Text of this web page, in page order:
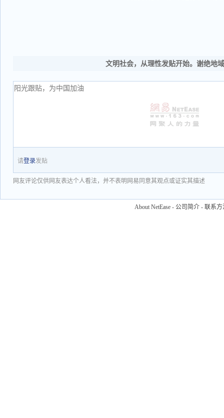
文明社会，从理性发贴开始。谢绝地
请登录发贴
网友评论仅供网友表达个人看法，并不表明网易同意其观点或证实其描述
About NetEase - 公司简介 - 联系方